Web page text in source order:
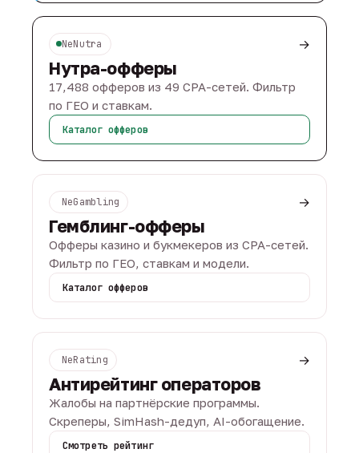
NeNutra →
Нутра-офферы
17,488 офферов из 49 CPA-сетей. Фильтр
по ГЕО и ставкам.
Каталог офферов
NeGambling →
Гемблинг-офферы
Офферы казино и букмекеров из CPA-сетей.
Фильтр по ГЕО, ставкам и модели.
Каталог офферов
NeRating →
Антирейтинг операторов
Жалобы на партнёрские программы.
Скреперы, SimHash-дедуп, AI-обогащение.
Смотреть рейтинг